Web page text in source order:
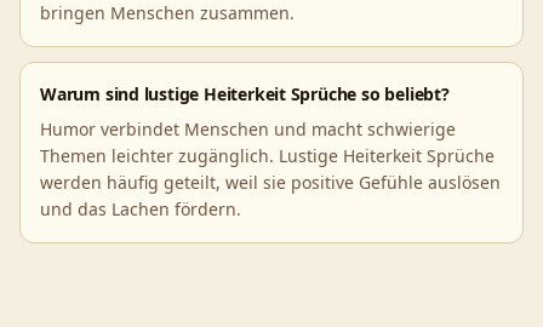
bringen Menschen zusammen.
Warum sind lustige Heiterkeit Sprüche so beliebt?
Humor verbindet Menschen und macht schwierige
Themen leichter zugänglich. Lustige Heiterkeit Sprüche
werden häufig geteilt, weil sie positive Gefühle auslösen
und das Lachen fördern.